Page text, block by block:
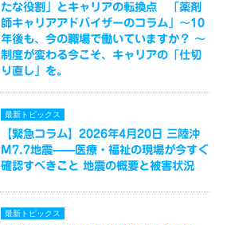
たな役割」とキャリアの転換点 「薬剤
師キャリアアドバイザーのコラム」～10
年後も、今の職場で働いていますか？ ～
制度が変わる今こそ、キャリアの「仕切
り直し」を。
最新トピックス
【緊急コラム】2026年4月20日 三陸沖
M7.7地震——医療・福祉の現場が今すぐ
確認すべきこと 地震の概要と被害状況
最新トピックス